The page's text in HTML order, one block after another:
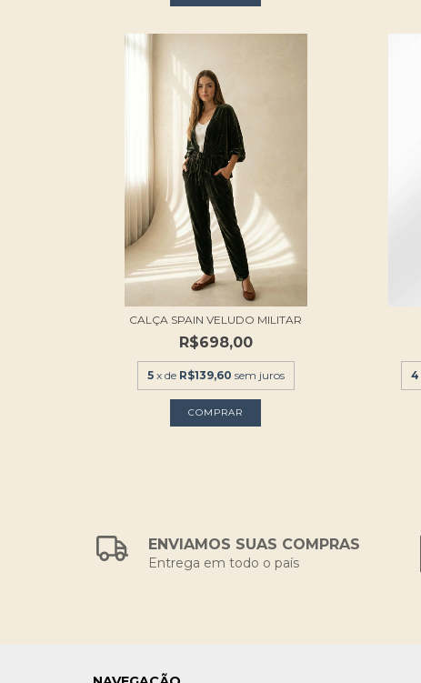
CALÇA SPAIN VELUDO MILITAR
R$698,00
5 x de R$139,60 sem juros
COMPRAR
4
ENVIAMOS SUAS COMPRAS
Entrega em todo o país